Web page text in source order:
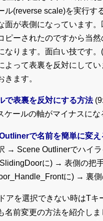
(reverse scale)を実行す
面が表側になっています
ピーされたのですから当
なります。面白い技です
よって表裏を反対にして
きます。
で表裏を反対にする方法
ールの軸がマイナスにな
で名前を簡単に変え
→ Scene Outlinerでハイ
に) → 表側の把
に) → 裏
を選択できない時はTキ
前変更の方法を紹介しま